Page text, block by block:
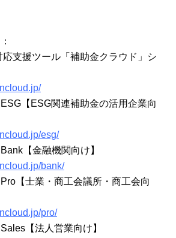
支援ツール「補助金クラウド」シ
【ESG関連補助金の活用企業向
esg/
【金融機関向け】
bank/
【士業・商工会議所・商工会向
pro/
【法人営業向け】